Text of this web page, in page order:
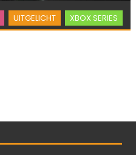
UITGELICHT XBOX SERIES